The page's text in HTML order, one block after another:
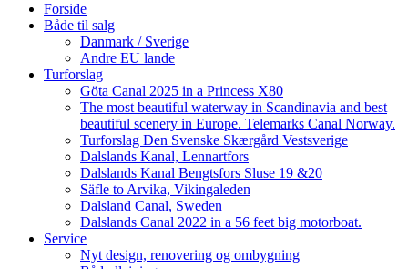
Forside
Både til salg
Danmark / Sverige
Andre EU lande
Turforslag
Göta Canal 2025 in a Princess X80
The most beautiful waterway in Scandinavia and best
beautiful scenery in Europe. Telemarks Canal Norway.
Turforslag Den Svenske Skærgård Vestsverige
Dalslands Kanal, Lennartfors
Dalslands Kanal Bengtsfors Sluse 19 &20
Säfle to Arvika, Vikingaleden
Dalsland Canal, Sweden
Dalslands Canal 2022 in a 56 feet big motorboat.
Service
Nyt design, renovering og ombygning